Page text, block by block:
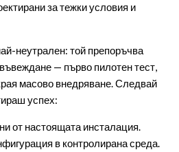
за тежки условия и
неутрален: той препоръчва
— първо пилотен тест,
масово внедряване. Следвай
успех:
от настоящата инсталация.
в контролирана среда.